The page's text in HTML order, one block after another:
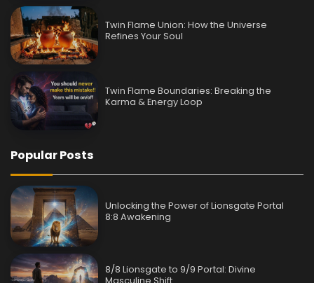
Twin Flame Union: How the Universe
Refines Your Soul
Twin Flame Boundaries: Breaking the
Karma & Energy Loop
Popular Posts
Unlocking the Power of Lionsgate Portal
8:8 Awakening
8/8 Lionsgate to 9/9 Portal: Divine